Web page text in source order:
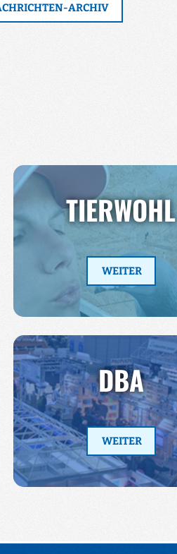
ARCHIV
TIERWOHL
WEITER
DBA
WEITER